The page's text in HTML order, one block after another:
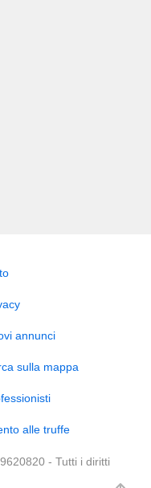
annunci
sulla mappa
alle truffe
- Tutti i diritti